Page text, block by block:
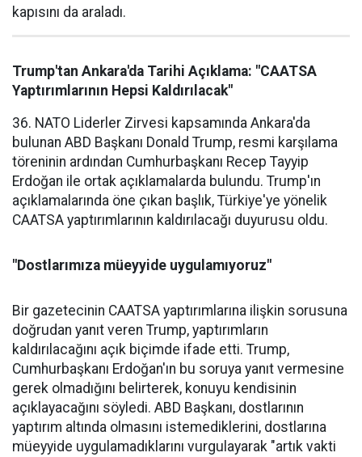
kapısını da araladı.
Trump'tan Ankara'da Tarihi Açıklama: "CAATSA
Yaptırımlarının Hepsi Kaldırılacak"
36. NATO Liderler Zirvesi kapsamında Ankara'da
bulunan ABD Başkanı Donald Trump, resmi karşılama
töreninin ardından Cumhurbaşkanı Recep Tayyip
Erdoğan ile ortak açıklamalarda bulundu. Trump'ın
açıklamalarında öne çıkan başlık, Türkiye'ye yönelik
CAATSA yaptırımlarının kaldırılacağı duyurusu oldu.
"Dostlarımıza müeyyide uygulamıyoruz"
Bir gazetecinin CAATSA yaptırımlarına ilişkin sorusuna
doğrudan yanıt veren Trump, yaptırımların
kaldırılacağını açık biçimde ifade etti. Trump,
Cumhurbaşkanı Erdoğan'ın bu soruya yanıt vermesine
gerek olmadığını belirterek, konuyu kendisinin
açıklayacağını söyledi. ABD Başkanı, dostlarının
yaptırım altında olmasını istemediklerini, dostlarına
müeyyide uygulamadıklarını vurgulayarak "artık vakti